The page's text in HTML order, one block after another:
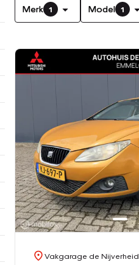
Merk 1 Model 1
Vakgarage de Nijverheid